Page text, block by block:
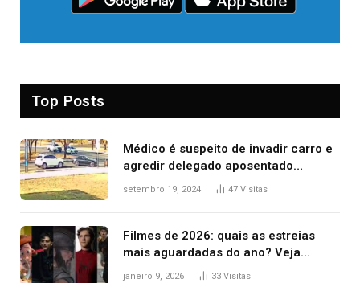
Top Posts
Médico é suspeito de invadir carro e
agredir delegado aposentado
durante confusão no trânsito
setembro 19, 2024 47 Visitas
Filmes de 2026: quais as estreias
mais aguardadas do ano? Veja
principais lançamentos do cinema
janeiro 9, 2026 33 Visitas